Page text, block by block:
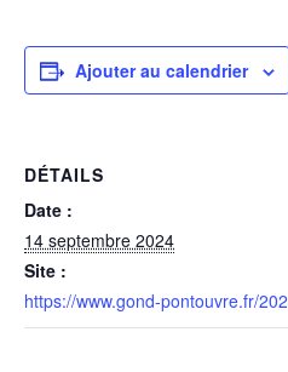
Ajouter au calendrier
DÉTAILS
Date :
14 septembre 2024
Site :
https://www.gond-pontouvre.fr/